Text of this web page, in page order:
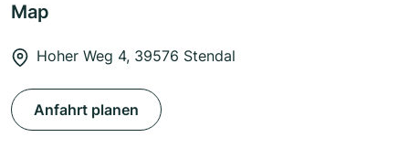
Map
Hoher Weg 4, 39576 Stendal
Anfahrt planen